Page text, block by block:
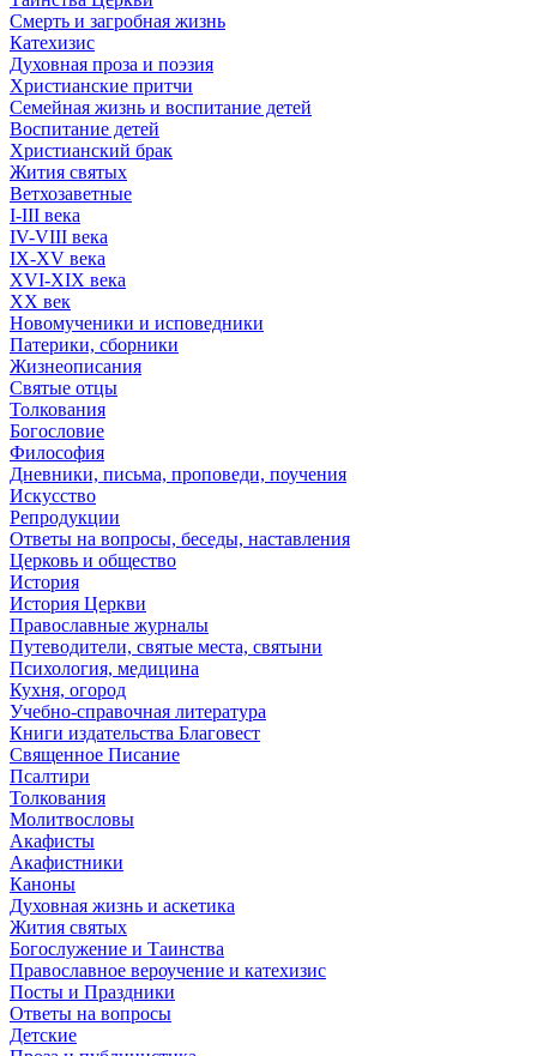
Смерть и загробная жизнь
Катехизис
Духовная проза и поэзия
Христианские притчи
Семейная жизнь и воспитание детей
Воспитание детей
Христианский брак
Жития святых
Ветхозаветные
I-III века
IV-VIII века
IX-XV века
XVI-XIX века
XX век
Новомученики и исповедники
Патерики, сборники
Жизнеописания
Святые отцы
Толкования
Богословие
Философия
Дневники, письма, проповеди, поучения
Искусство
Репродукции
Ответы на вопросы, беседы, наставления
Церковь и общество
История
История Церкви
Православные журналы
Путеводители, святые места, святыни
Психология, медицина
Кухня, огород
Учебно-справочная литература
Книги издательства Благовест
Священное Писание
Псалтири
Толкования
Молитвословы
Акафисты
Акафистники
Каноны
Духовная жизнь и аскетика
Жития святых
Богослужение и Таинства
Православное вероучение и катехизис
Посты и Праздники
Ответы на вопросы
Детские